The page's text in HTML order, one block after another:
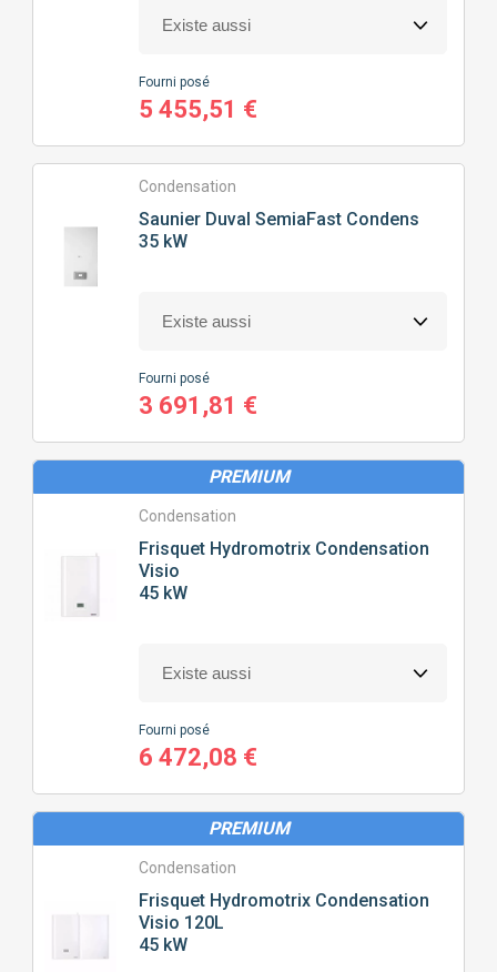
Fourni posé
5 455,51 €
Condensation
Saunier Duval SemiaFast Condens
35 kW
Fourni posé
3 691,81 €
PREMIUM
Condensation
Frisquet Hydromotrix Condensation
Visio
45 kW
Fourni posé
6 472,08 €
PREMIUM
Condensation
Frisquet Hydromotrix Condensation
Visio 120L
45 kW